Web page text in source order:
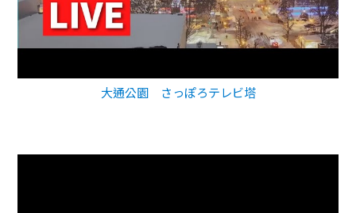
大通公園 さっぽろテレビ塔